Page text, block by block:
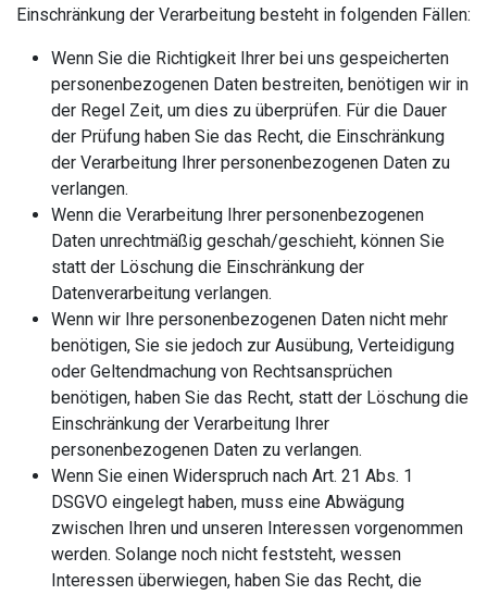
Einschränkung der Verarbeitung besteht in folgenden Fällen:
Wenn Sie die Richtigkeit Ihrer bei uns gespeicherten
personenbezogenen Daten bestreiten, benötigen wir in
der Regel Zeit, um dies zu überprüfen. Für die Dauer
der Prüfung haben Sie das Recht, die Einschränkung
der Verarbeitung Ihrer personenbezogenen Daten zu
verlangen.
Wenn die Verarbeitung Ihrer personenbezogenen
Daten unrechtmäßig geschah/geschieht, können Sie
statt der Löschung die Einschränkung der
Datenverarbeitung verlangen.
Wenn wir Ihre personenbezogenen Daten nicht mehr
benötigen, Sie sie jedoch zur Ausübung, Verteidigung
oder Geltendmachung von Rechtsansprüchen
benötigen, haben Sie das Recht, statt der Löschung die
Einschränkung der Verarbeitung Ihrer
personenbezogenen Daten zu verlangen.
Wenn Sie einen Widerspruch nach Art. 21 Abs. 1
DSGVO eingelegt haben, muss eine Abwägung
zwischen Ihren und unseren Interessen vorgenommen
werden. Solange noch nicht feststeht, wessen
Interessen überwiegen, haben Sie das Recht, die